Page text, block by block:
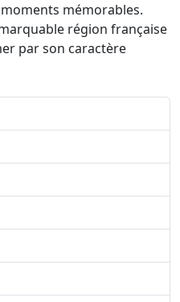
mémorables.
région française
par son caractère